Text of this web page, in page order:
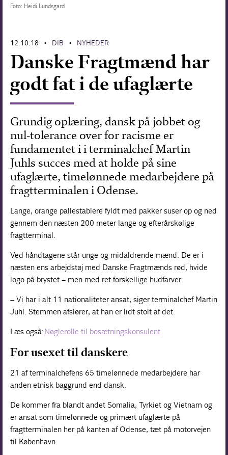
Foto: Heidi Lundsgard
12.10.18 • DIB • NYHEDER
Danske Fragtmænd har
godt fat i de ufaglærte
Grundig oplæring, dansk på jobbet og
nul-tolerance over for racisme er
fundamentet i i terminalchef Martin
Juhls succes med at holde på sine
ufaglærte, timelønnede medarbejdere på
fragtterminalen i Odense.
Lange, orange pallestablere fyldt med pakker suser op og ned
gennem den næsten 200 meter lange og efterårskølige
fragtterminal.
Ved håndtagene står unge og midaldrende mænd. De er i
næsten ens arbejdstøj med Danske Fragtmænds rød, hvide
logo på brystet – men med ret forskellige hudfarver.
– Vi har i alt 11 nationaliteter ansat, siger terminalchef Martin
Juhl. Stemmen afslører, at han er lidt stolt af det.
Læs også:Nøglerolle til bosætningskonsulent
For usexet til danskere
21 af terminalchefens 65 timelønnede medarbejdere har
anden etnisk baggrund end dansk.
De kommer fra blandt andet Somalia, Tyrkiet og Vietnam og
er ansat som timelønnede og primært ufaglærte på
fragtterminalen her på kanten af Odense, tæt på motorvejen
til København.